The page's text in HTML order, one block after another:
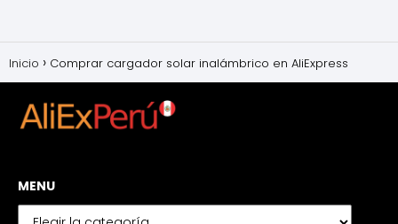
Inicio Comprar cargador solar inalámbrico en AliExpress
MENU